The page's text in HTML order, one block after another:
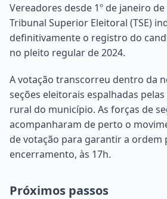
Vereadores desde 1º de janeiro de
Tribunal Superior Eleitoral (TSE)
definitivamente o registro do
no pleito regular de 2024.
A votação transcorreu dentro da
seções eleitorais espalhadas
rural do município. As forças de
acompanharam de perto o
de votação para garantir a ordem
encerramento, às 17h.
Próximos passos